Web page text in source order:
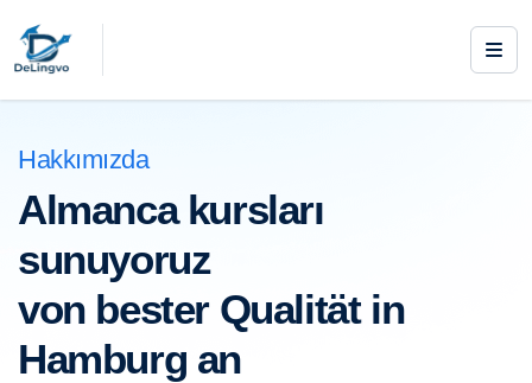
Hakkımızda
Almanca kursları
sunuyoruz
von bester Qualität in
Hamburg an